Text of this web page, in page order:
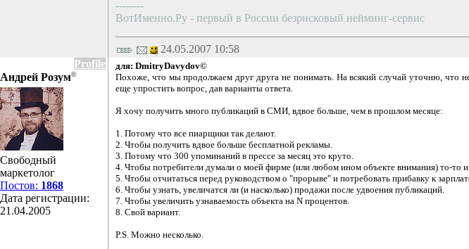
--------
ВотИменно.Ру - первый в России безрисковый нейминг-сервис
24.05.2007 10:58
Profile
Андрей Розум©
Свободный
маркетолог
Постов: 1868
Дата регистрации:
21.04.2005
для: DmitryDavydov©
Похоже, что мы продолжаем друг друга не понимать. На всякий случай уточню, что
еще упростить вопрос, дав варианты ответа.
Я хочу получить много публикаций в СМИ, вдвое больше, чем в прошлом месяце:
1. Потому что все пиарщики так делают.
2. Чтобы получить вдвое больше бесплатной рекламы.
3. Потому что 300 упоминаний в прессе за месяц это круто.
4. Чтобы потребители думали о моей фирме (или любом ином объекте внимания) то-то
5. Чтобы отчитаться перед руководством о "прорыве" и потребовать прибавку к
6. Чтобы узнать, увеличатся ли (и насколько) продажи после удвоения публикаций.
7. Чтобы увеличить узнаваемость объекта на N процентов.
8. Свой вариант.
P.S. Можно несколько.